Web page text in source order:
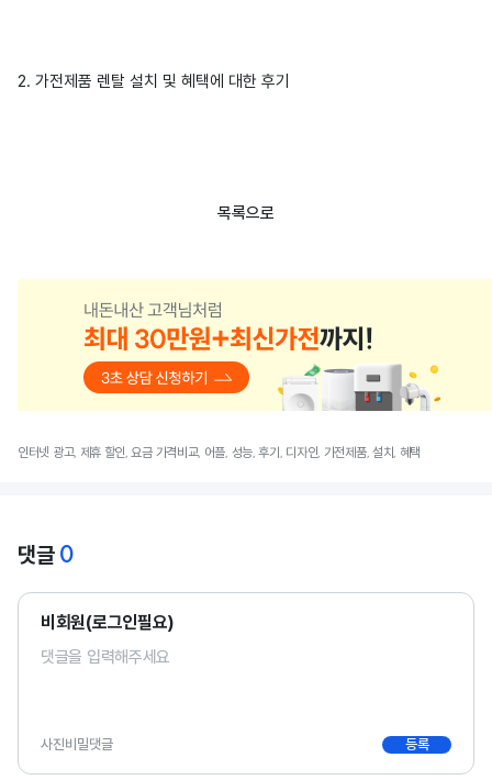
2. 가전제품 렌탈 설치 및 혜택에 대한 후기
목록으로
인터넷 광고, 제휴 할인, 요금 가격비교, 어플, 성능, 후기, 디자인, 가전제품, 설치, 혜택
댓글 0
비회원(로그인필요)
사진비밀댓글 등록